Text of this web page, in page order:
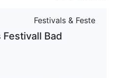
Festivals & Feste
Bad